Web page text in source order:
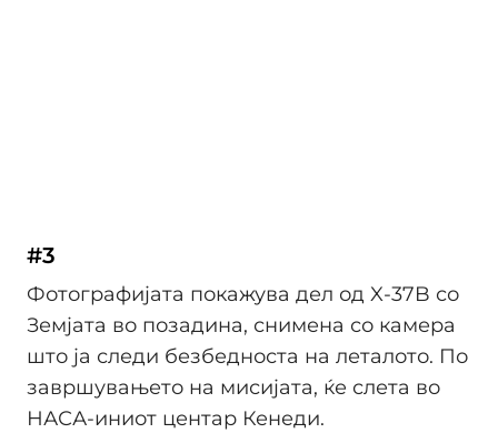
#3
Фотографијата покажува дел од X-37B со
Земјата во позадина, снимена со камера
што ја следи безбедноста на леталото. По
завршувањето на мисијата, ќе слета во
НАСА-иниот центар Кенеди.